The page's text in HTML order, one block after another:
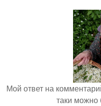
Мой ответ на
таки можно